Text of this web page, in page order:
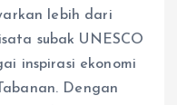
lebih dari
subak UNESCO
inspirasi ekonomi
Dengan